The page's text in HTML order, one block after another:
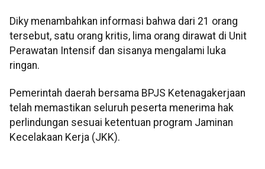
Diky menambahkan informasi bahwa dari 21 orang
tersebut, satu orang kritis, lima orang dirawat di Unit
Perawatan Intensif dan sisanya mengalami luka
ringan.
Pemerintah daerah bersama BPJS Ketenagakerjaan
telah memastikan seluruh peserta menerima hak
perlindungan sesuai ketentuan program Jaminan
Kecelakaan Kerja (JKK).